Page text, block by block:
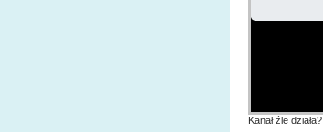
Kanał źle działa?